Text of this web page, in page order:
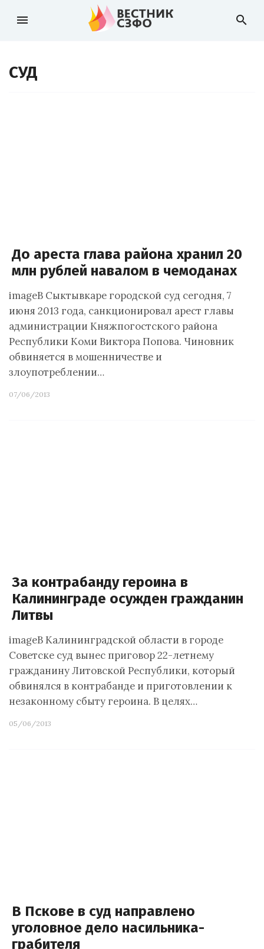
menu search
СУД
До ареста глава района хранил 20
млн рублей навалом в чемоданах
imageВ Сыктывкаре городской суд сегодня, 7
июня 2013 года, санкционировал арест главы
администрации Княжпогостского района
Республики Коми Виктора Попова. Чиновник
обвиняется в мошенничестве и
злоупотреблении…
07/06/2013
За контрабанду героина в
Калининграде осужден гражданин
Литвы
imageВ Калининградской области в городе
Советске суд вынес приговор 22-летнему
гражданину Литовской Республики, который
обвинялся в контрабанде и приготовлении к
незаконному сбыту героина. В целях…
05/06/2013
В Пскове в суд направлено
уголовное дело насильника-
грабителя